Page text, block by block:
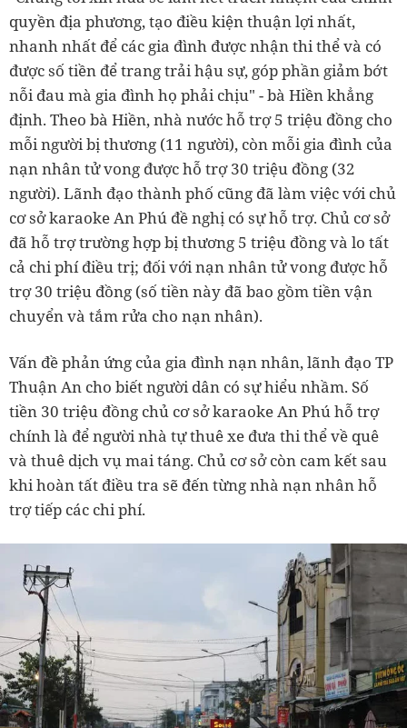
quyền địa phương, tạo điều kiện thuận lợi nhất,
nhanh nhất để các gia đình được nhận thi thể và có
được số tiền để trang trải hậu sự, góp phần giảm bớt
nỗi đau mà gia đình họ phải chịu" - bà Hiền khẳng
định. Theo bà Hiền, nhà nước hỗ trợ 5 triệu đồng cho
mỗi người bị thương (11 người), còn mỗi gia đình của
nạn nhân tử vong được hỗ trợ 30 triệu đồng (32
người). Lãnh đạo thành phố cũng đã làm việc với chủ
cơ sở karaoke An Phú đề nghị có sự hỗ trợ. Chủ cơ sở
đã hỗ trợ trường hợp bị thương 5 triệu đồng và lo tất
cả chi phí điều trị; đối với nạn nhân tử vong được hỗ
trợ 30 triệu đồng (số tiền này đã bao gồm tiền vận
chuyển và tắm rửa cho nạn nhân).
Vấn đề phản ứng của gia đình nạn nhân, lãnh đạo TP
Thuận An cho biết người dân có sự hiểu nhầm. Số
tiền 30 triệu đồng chủ cơ sở karaoke An Phú hỗ trợ
chính là để người nhà tự thuê xe đưa thi thể về quê
và thuê dịch vụ mai táng. Chủ cơ sở còn cam kết sau
khi hoàn tất điều tra sẽ đến từng nhà nạn nhân hỗ
trợ tiếp các chi phí.